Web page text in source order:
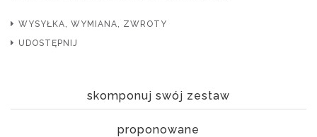
WYSYŁKA, WYMIANA, ZWROTY
UDOSTĘPNIJ
skomponuj swój zestaw
proponowane